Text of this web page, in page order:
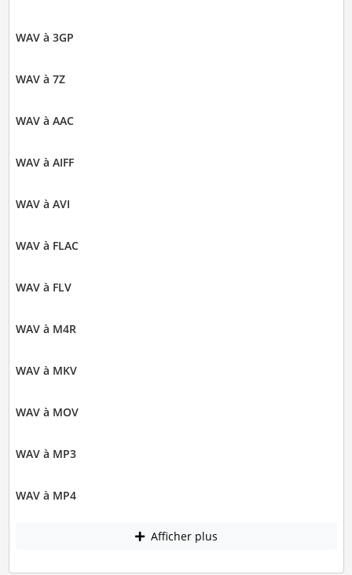
WAV à 3GP
WAV à 7Z
WAV à AAC
WAV à AIFF
WAV à AVI
WAV à FLAC
WAV à FLV
WAV à M4R
WAV à MKV
WAV à MOV
WAV à MP3
WAV à MP4
Afficher plus